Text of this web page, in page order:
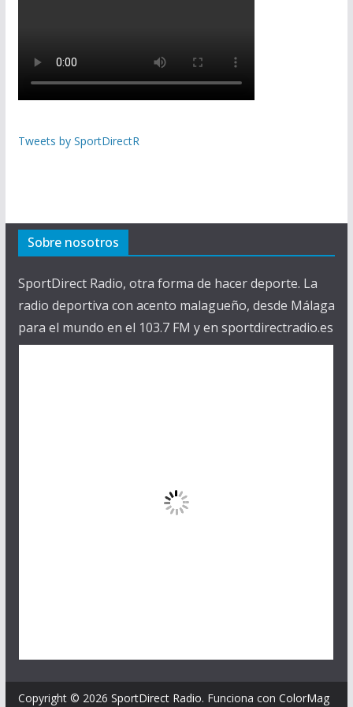
Tweets by SportDirectR
Sobre nosotros
SportDirect Radio, otra forma de hacer deporte. La
radio deportiva con acento malagueño, desde Málaga
para el mundo en el 103.7 FM y en sportdirectradio.es
Copyright © 2026 SportDirect Radio. Funciona con ColorMag